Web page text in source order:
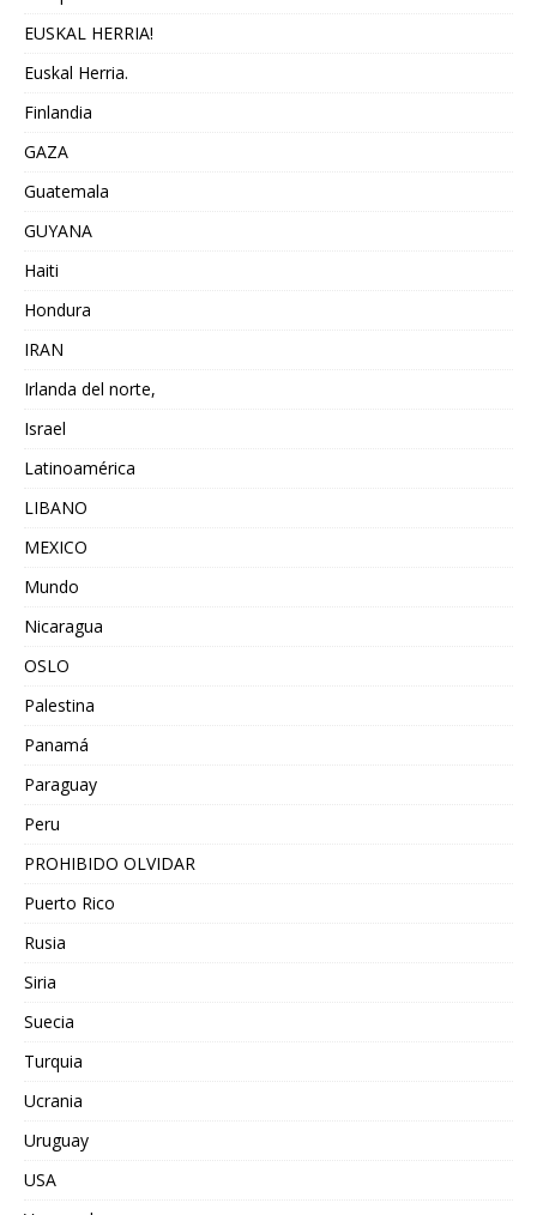
EUSKAL HERRIA!
Euskal Herria.
Finlandia
GAZA
Guatemala
GUYANA
Haiti
Hondura
IRAN
Irlanda del norte,
Israel
Latinoamérica
LIBANO
MEXICO
Mundo
Nicaragua
OSLO
Palestina
Panamá
Paraguay
Peru
PROHIBIDO OLVIDAR
Puerto Rico
Rusia
Siria
Suecia
Turquia
Ucrania
Uruguay
USA